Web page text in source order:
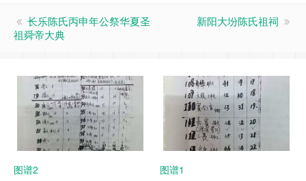
长乐陈氏丙申年公祭华夏圣
祖舜帝大典
新阳大坋陈氏祖祠
图谱2 图谱1